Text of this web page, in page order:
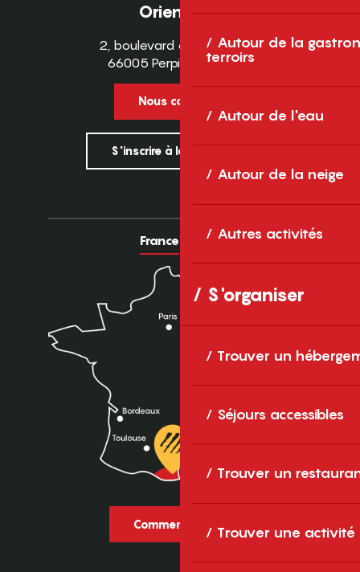
Autour de la
terroirs
Autour de l'eau
Autour de la neige
Autres activités
S'organiser
Trouver un
Séjours accessibles
Trouver un
Trouver une activité
Orientales
2, boulevard des Pyrénées
66005 Perpignan Cedex
Nous contacter
S'inscrire à la newsletter
France Europe
Comment venir ?